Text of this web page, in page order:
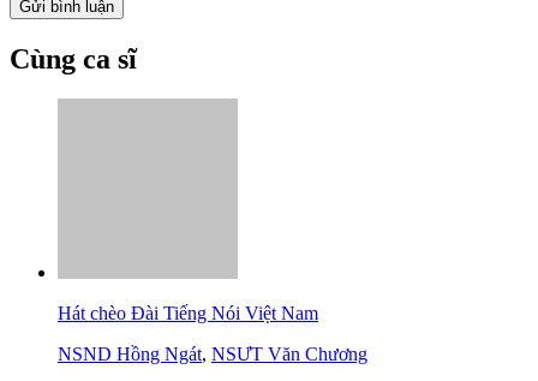
Cùng ca sĩ
Hát chèo Đài Tiếng Nói Việt Nam
NSND Hồng Ngát, NSƯT Văn Chương